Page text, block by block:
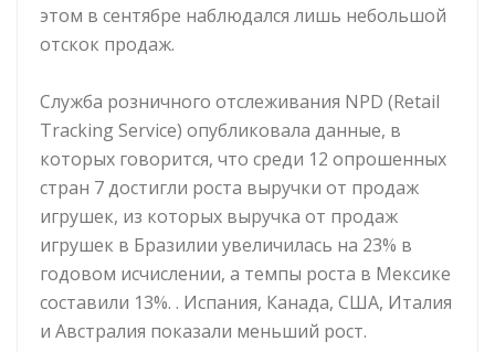
этом в сентябре наблюдался лишь небольшой
отскок продаж.
Служба розничного отслеживания NPD (Retail
Tracking Service) опубликовала данные, в
которых говорится, что среди 12 опрошенных
стран 7 достигли роста выручки от продаж
игрушек, из которых выручка от продаж
игрушек в Бразилии увеличилась на 23% в
годовом исчислении, а темпы роста в Мексике
составили 13%. . Испания, Канада, США, Италия
и Австралия показали меньший рост.